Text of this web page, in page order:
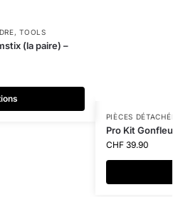
,TOOLS
(la paire) –
PIÈCES
Pro Kit
CHF39.90